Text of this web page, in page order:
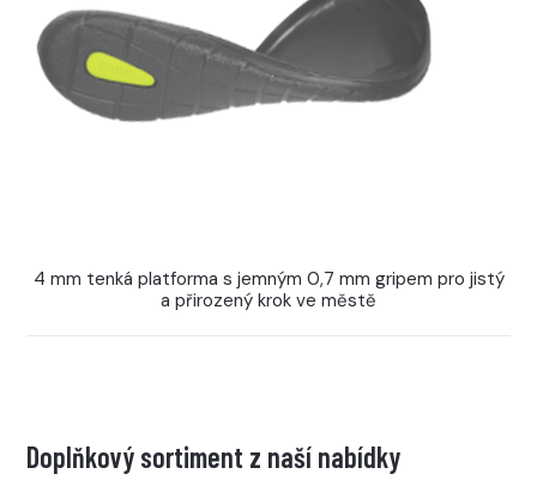
4 mm tenká platforma s jemným 0,7 mm gripem pro jistý
a přirozený krok ve městě
Doplňkový sortiment z naší nabídky